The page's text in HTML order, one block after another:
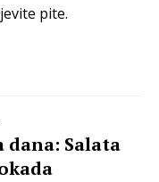
pite.
dana: Salata